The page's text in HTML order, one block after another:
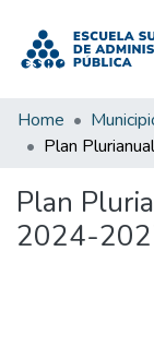
Home
Plan
2024-